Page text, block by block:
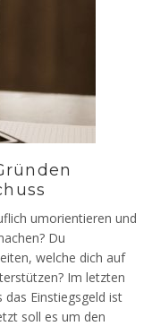
umorientieren und
Du
welche dich auf
Im letzten
Einstiegsgeld ist
soll es um den